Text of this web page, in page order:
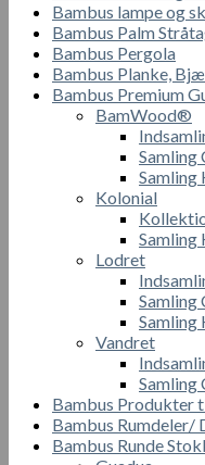
Bambus lampe og
Bambus Palm
Bambus Pergola
Bambus Planke,
Bambus Premium
BamWood®
Samling
Samling
Kolonial
Samling
Lodret
Samling
Samling
Vandret
Samling
Bambus Produkter
Bambus Rumdeler/
Bambus Runde